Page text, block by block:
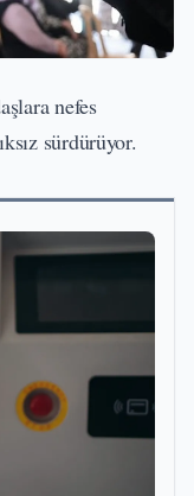
nefes
sürdürüyor.